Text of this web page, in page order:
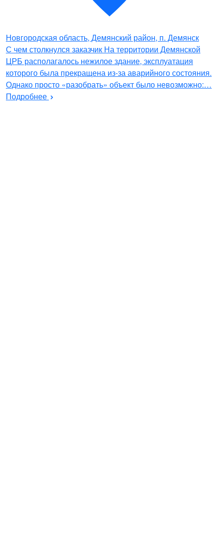
Новгородская область, Демянский район, п. Демянск
С чем столкнулся заказчик На территории Демянской
ЦРБ располагалось нежилое здание, эксплуатация
которого была прекращена из-за аварийного состояния.
Однако просто «разобрать» объект было невозможно:…
Подробнее